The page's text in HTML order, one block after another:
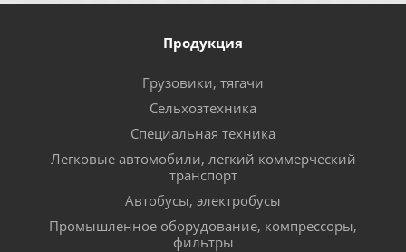
Продукция
Грузовики, тягачи
Сельхозтехника
Специальная техника
Легковые автомобили, легкий коммерческий
транспорт
Автобусы, электробусы
Промышленное оборудование, компрессоры,
фильтры